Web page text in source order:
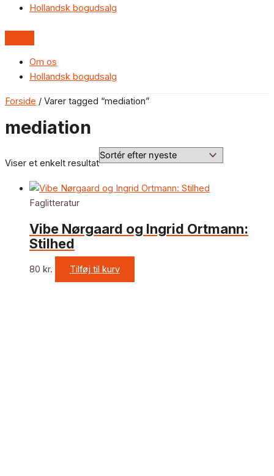
Hollandsk bogudsalg
Om os
Hollandsk bogudsalg
Forside / Varer tagged “mediation”
mediation
Viser et enkelt resultat
Faglitteratur
Vibe Nørgaard og Ingrid Ortmann:
Stilhed
80 kr. Tilføj til kurv